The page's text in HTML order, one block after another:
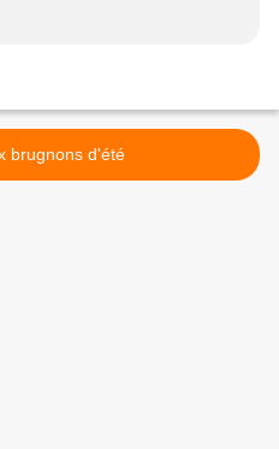
brugnons d'été